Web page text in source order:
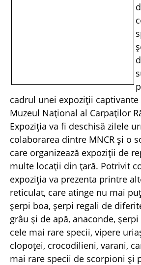
cadrul unei expoziţii
Muzeul Naţional al Carpaţilor
Expoziţia va fi deschisă zilele
colaborarea dintre MNCR şi o
care organizează expoziţii de
multe locaţii din ţară. Potrivit
expoziţia va prezenta printre
reticulat, care atinge nu mai
şerpi boa, şerpi regali de
grâu şi de apă, anaconde,
cele mai rare specii, vipere
clopoţei, crocodilieni, varani,
mai rare specii de scorpioni şi